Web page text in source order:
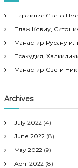
Параклис Свето
Плаж Ковиу,
Манастир Русану
Псакудия,
Манастир Свети
Archives
July 2022 (4)
June 2022 (8)
May 2022 (9)
April 2022 (8)